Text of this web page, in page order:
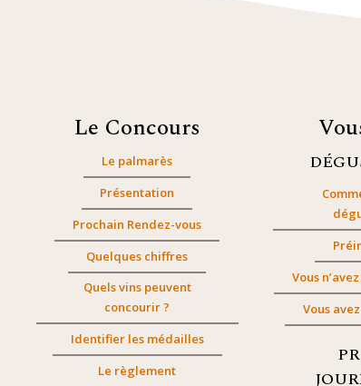
Le Concours
Le palmarès
Présentation
Prochain Rendez-vous
Quelques chiffres
Quels vins peuvent
concourir ?
Identifier les médailles
Le règlement
Vous
Vous